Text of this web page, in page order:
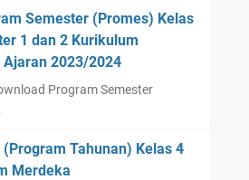
Semester (Promes) Kelas
1 dan 2 Kurikulum
2023/2024
Program Semester
Tahunan) Kelas 4
Merdeka